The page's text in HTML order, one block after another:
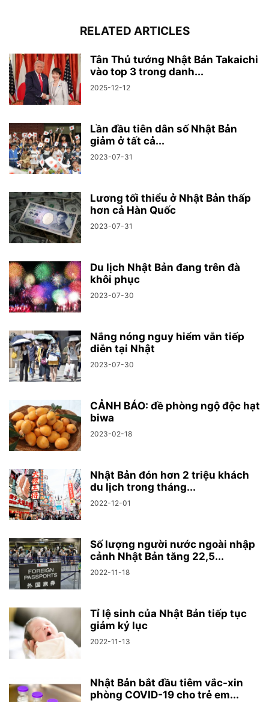
RELATED ARTICLES
Tân Thủ tướng Nhật Bản Takaichi
vào top 3 trong danh...
2025-12-12
Lần đầu tiên dân số Nhật Bản
giảm ở tất cả...
2023-07-31
Lương tối thiểu ở Nhật Bản thấp
hơn cả Hàn Quốc
2023-07-31
Du lịch Nhật Bản đang trên đà
khôi phục
2023-07-30
Nắng nóng nguy hiểm vẫn tiếp
diễn tại Nhật
2023-07-30
CẢNH BÁO: đề phòng ngộ độc hạt
biwa
2023-02-18
Nhật Bản đón hơn 2 triệu khách
du lịch trong tháng...
2022-12-01
Số lượng người nước ngoài nhập
cảnh Nhật Bản tăng 22,5...
2022-11-18
Tỉ lệ sinh của Nhật Bản tiếp tục
giảm kỷ lục
2022-11-13
Nhật Bản bắt đầu tiêm vắc-xin
phòng COVID-19 cho trẻ em...